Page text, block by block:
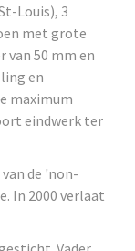
Louis), 3
met grote
50 mm en
en
maximum
eindwerk ter
de 'non-
In 2000 verlaat